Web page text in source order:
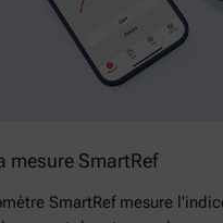
mesure SmartRef
SmartRef mesure